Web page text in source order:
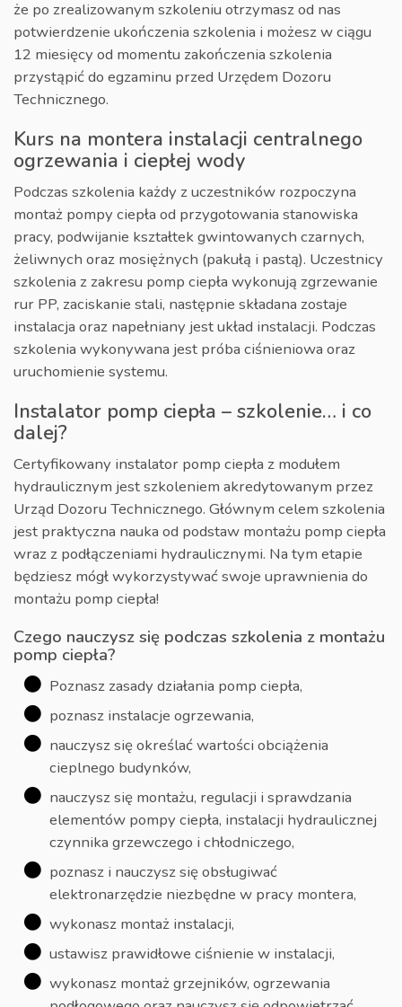
że po zrealizowanym szkoleniu otrzymasz od nas
potwierdzenie ukończenia szkolenia i możesz w ciągu
12 miesięcy od momentu zakończenia szkolenia
przystąpić do egzaminu przed Urzędem Dozoru
Technicznego.
Kurs na montera instalacji centralnego
ogrzewania i ciepłej wody
Podczas szkolenia każdy z uczestników rozpoczyna
montaż pompy ciepła od przygotowania stanowiska
pracy, podwijanie kształtek gwintowanych czarnych,
żeliwnych oraz mosiężnych (pakułą i pastą). Uczestnicy
szkolenia z zakresu pomp ciepła wykonują zgrzewanie
rur PP, zaciskanie stali, następnie składana zostaje
instalacja oraz napełniany jest układ instalacji. Podczas
szkolenia wykonywana jest próba ciśnieniowa oraz
uruchomienie systemu.
Instalator pomp ciepła – szkolenie… i co
dalej?
Certyfikowany instalator pomp ciepła z modułem
hydraulicznym jest szkoleniem akredytowanym przez
Urząd Dozoru Technicznego. Głównym celem szkolenia
jest praktyczna nauka od podstaw montażu pomp ciepła
wraz z podłączeniami hydraulicznymi. Na tym etapie
będziesz mógł wykorzystywać swoje uprawnienia do
montażu pomp ciepła!
Czego nauczysz się podczas szkolenia z montażu
pomp ciepła?
Poznasz zasady działania pomp ciepła,
poznasz instalacje ogrzewania,
nauczysz się określać wartości obciążenia
cieplnego budynków,
nauczysz się montażu, regulacji i sprawdzania
elementów pompy ciepła, instalacji hydraulicznej
czynnika grzewczego i chłodniczego,
poznasz i nauczysz się obsługiwać
elektronarzędzie niezbędne w pracy montera,
wykonasz montaż instalacji,
ustawisz prawidłowe ciśnienie w instalacji,
wykonasz montaż grzejników, ogrzewania